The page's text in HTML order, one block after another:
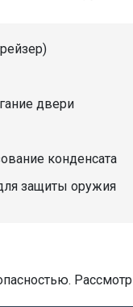
двери
конденсата
защиты оружия